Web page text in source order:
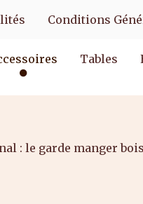
Conditions
Tables
: le garde manger bois